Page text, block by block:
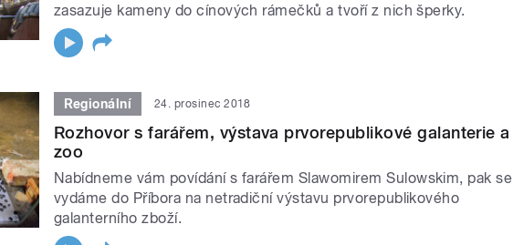
zasazuje kameny do cínových rámečků a tvoří z nich šperky.
Regionální 24. prosinec 2018
Rozhovor s farářem, výstava prvorepublikové galanterie a
zoo
Nabídneme vám povídání s farářem Slawomirem Sulowskim, pak se
vydáme do Příbora na netradiční výstavu prvorepublikového
galanterního zboží.